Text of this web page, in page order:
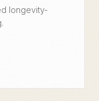
longevity-